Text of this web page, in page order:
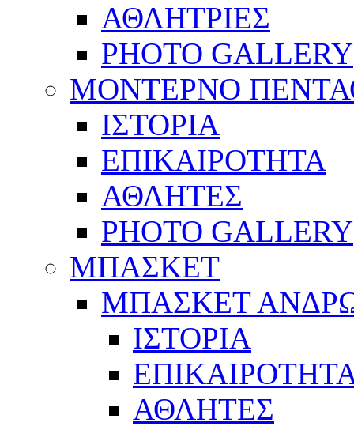
ΑΘΛΗΤΡΙΕΣ
PHOTO GALLERY
ΜΟΝΤΕΡΝΟ
ΙΣΤΟΡΙΑ
ΕΠΙΚΑΙΡΟΤΗΤΑ
ΑΘΛΗΤΕΣ
PHOTO GALLERY
ΜΠΑΣΚΕΤ
ΜΠΑΣΚΕΤ
ΙΣΤΟΡΙΑ
ΑΘΛΗΤΕΣ